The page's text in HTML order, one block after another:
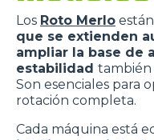
Los Roto Merlo
que se extienden
ampliar la base de
estabilidad también
Son esenciales para
rotación completa.
Cada máquina está